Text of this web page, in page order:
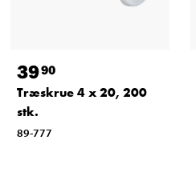
3990
Træskrue 4 x 20, 200
stk.
89-777